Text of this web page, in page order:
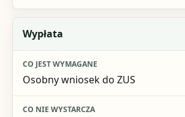
Wypłata
Osobny wniosek do ZUS